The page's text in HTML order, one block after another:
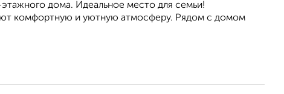
дома. Идеальное место для семьи!
комфортную и уютную атмосферу. Рядом с домом